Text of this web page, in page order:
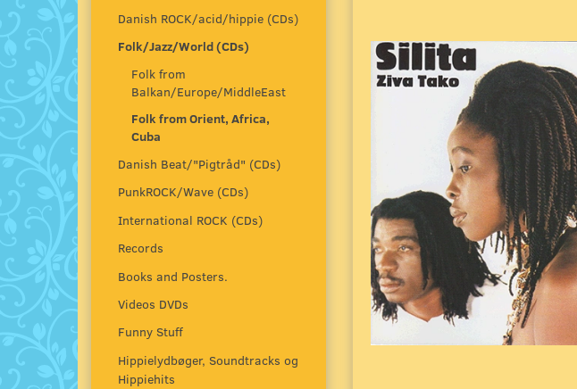
Danish ROCK/acid/hippie (CDs)
Folk/Jazz/World (CDs)
Folk from
Balkan/Europe/MiddleEast
Folk from Orient, Africa,
Cuba
Danish Beat/"Pigtråd" (CDs)
PunkROCK/Wave (CDs)
International ROCK (CDs)
Records
Books and Posters.
Videos DVDs
Funny Stuff
Hippielydbøger, Soundtracks og
Hippiehits